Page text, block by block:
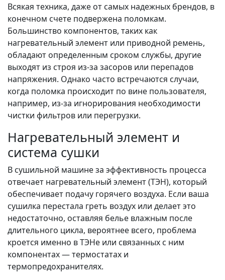
Всякая техника, даже от самых надежных брендов, в
конечном счете подвержена поломкам.
Большинство компонентов, таких как
нагревательный элемент или приводной ремень,
обладают определенным сроком службы, другие
выходят из строя из-за засоров или перепадов
напряжения. Однако часто встречаются случаи,
когда поломка происходит по вине пользователя,
например, из-за игнорирования необходимости
чистки фильтров или перегрузки.
Нагревательный элемент и
система сушки
В сушильной машине за эффективность процесса
отвечает нагревательный элемент (ТЭН), который
обеспечивает подачу горячего воздуха. Если ваша
сушилка перестала греть воздух или делает это
недостаточно, оставляя белье влажным после
длительного цикла, вероятнее всего, проблема
кроется именно в ТЭНе или связанных с ним
компонентах — термостатах и
термопредохранителях.